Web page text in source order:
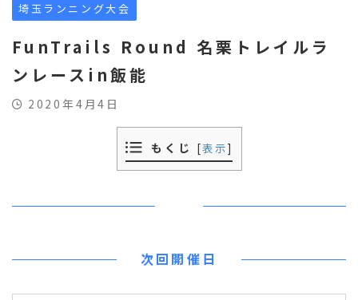
埼玉ランニング大会
FunTrails Round 名栗トレイルラ
ンレースin飯能
2020年4月4日
もくじ [表示]
次回開催日